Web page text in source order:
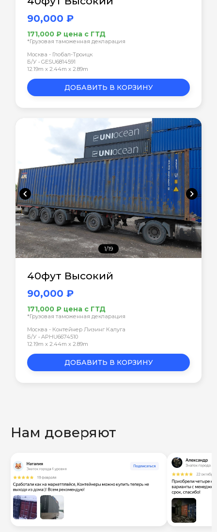
90,000 ₽
171,000 ₽ цена с ГТД
*Грузовая таможенная декларация
Москва - Глобал-Троицк
Б/У • GESU6814591
12.19m x 2.44m x 2.89m
ДОБАВИТЬ В КОРЗИНУ
chevron_left chevron_right
1/19
40фут Высокий
90,000 ₽
171,000 ₽ цена с ГТД
*Грузовая таможенная декларация
Москва - Контейнер Лизинг Калуга
Б/У • APHU6674510
12.19m x 2.44m x 2.89m
ДОБАВИТЬ В КОРЗИНУ
Нам доверяют